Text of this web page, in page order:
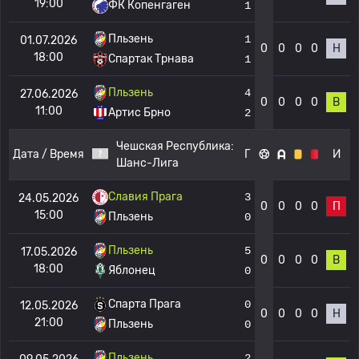
19:00 ФК Копенгаген 1
01.07.2026
18:00
Пльзень
Спартак Трнава
1
1
0 0 0 0 Н
27.06.2026
11:00
Пльзень
Артис Брно
4
2
0 0 0 0 В
Дата / Время
Чешская Республика:
Шанс-Лига
Г И
24.05.2026
15:00
Славия Прага
Пльзень
3
0
0 0 0 0 П
17.05.2026
18:00
Пльзень
Яблонец
5
0
0 0 0 0 В
12.05.2026
21:00
Спарта Прага
Пльзень
0
0
0 0 0 0 Н